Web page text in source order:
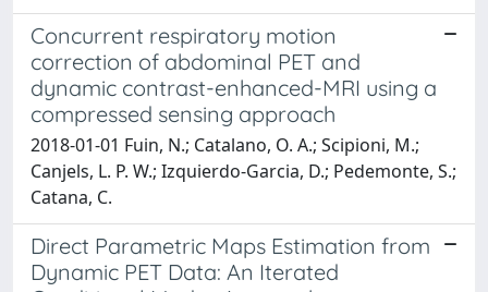
Concurrent respiratory motion
correction of abdominal PET and
dynamic contrast-enhanced-MRI using a
compressed sensing approach
2018-01-01 Fuin, N.; Catalano, O. A.; Scipioni, M.;
Canjels, L. P. W.; Izquierdo-Garcia, D.; Pedemonte, S.;
Catana, C.
Direct Parametric Maps Estimation from
Dynamic PET Data: An Iterated